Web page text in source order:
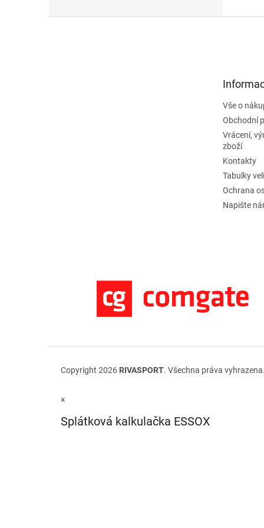
Vše o
Obchodní
Vrácení,
zboží
Kontakty
Tabulky
Ochrana
Napište
Copyright 2026 RIVASPORT. Všechna práva
×
Splátková kalkulačka ESSOX